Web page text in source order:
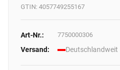
GTIN: 4057749255167
Art-Nr.: 7750000306
Versand: Deutschlandweit